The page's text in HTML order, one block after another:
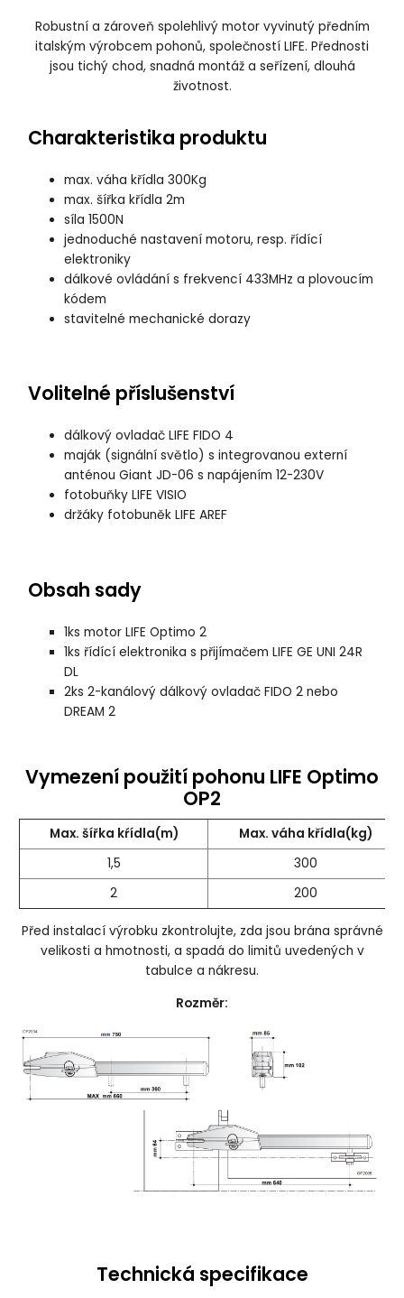
Robustní a zároveň spolehlivý motor vyvinutý předním
italským výrobcem pohonů, společností LIFE. Přednosti
jsou tichý chod, snadná montáž a seřízení, dlouhá
životnost.
Charakteristika produktu
max. váha křídla 300Kg
max. šířka křídla 2m
síla 1500N
jednoduché nastavení motoru, resp. řídící
elektroniky
dálkové ovládání s frekvencí 433MHz a plovoucím
kódem
stavitelné mechanické dorazy
Volitelné příslušenství
dálkový ovladač LIFE FIDO 4
maják (signální světlo) s integrovanou externí
anténou Giant JD-06 s napájením 12-230V
fotobuňky LIFE VISIO
držáky fotobuněk LIFE AREF
Obsah sady
1ks motor LIFE Optimo 2
1ks řídící elektronika s přijímačem LIFE GE UNI 24R
DL
2ks 2-kanálový dálkový ovladač FIDO 2 nebo
DREAM 2
Vymezení použití pohonu LIFE Optimo
OP2
Max. šířka kŕídla(m)
Max. váha křídla(kg)
1,5
300
2
200
Před instalací výrobku zkontrolujte, zda jsou brána správné
velikosti a hmotnosti, a spadá do limitů uvedených v
tabulce a nákresu.
Rozměr:
Technická specifikace